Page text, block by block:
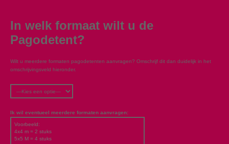
In welk formaat wilt u de
Pagodetent?
Wilt u meerdere formaten pagodetenten aanvragen? Omschrijf dit dan duidelijk in het
omschrijvingsveld hieronder.
Ik wil eventueel meerdere formaten aanvragen: